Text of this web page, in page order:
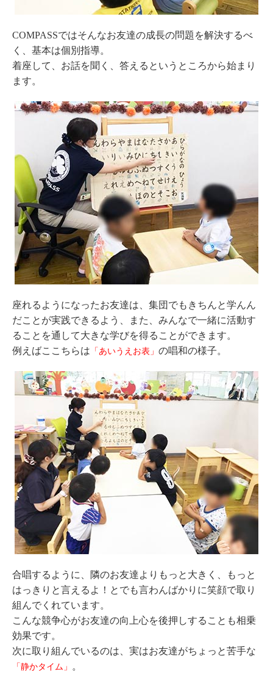
COMPASSではそんなお友達の成長の問題を解決するべ
く、基本は個別指導。
着座して、お話を聞く、答えるというところから始まり
ます。
座れるようになったお友達は、集団でもきちんと学んん
だことが実践できるよう、また、みんなで一緒に活動す
ることを通して大きな学びを得ることができます。
例えばここちらは 「あいうえお表」 の唱和の様子。
合唱するように、隣のお友達よりもっと大きく、もっと
はっきりと言えるよ！とでも言わんばかりに笑顔で取り
組んでくれています。
こんな競争心がお友達の向上心を後押しすることも相乗
効果です。
次に取り組んでいるのは、実はお友達がちょっと苦手な
「静かタイム」 。